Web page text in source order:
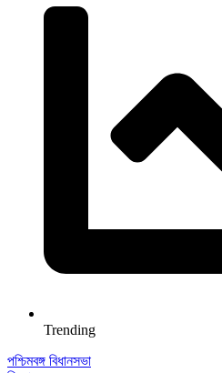
Trending
পশ্চিমবঙ্গ বিধানসভা